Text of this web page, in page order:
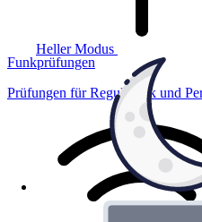
Heller Modus
Funkprüfungen
Prüfungen für Regulatorik und